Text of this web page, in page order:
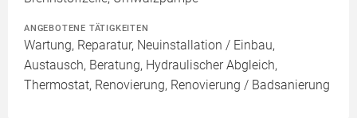
ANGEBOTENE TÄTIGKEITEN
Wartung, Reparatur, Neuinstallation / Einbau,
Austausch, Beratung, Hydraulischer Abgleich,
Thermostat, Renovierung, Renovierung / Badsanierung